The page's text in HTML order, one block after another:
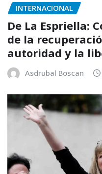
INTERNACIONAL
De La Espriella:
de la
autoridad y la
Asdrubal Boscan